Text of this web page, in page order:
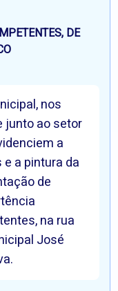
DE
nos
junto ao setor
a
a pintura da
de
na rua
José